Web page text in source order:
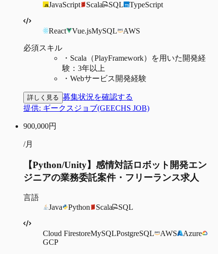
JavaScript
Scala SQL TypeScript
React Vue.jsMySQL AWS
必須スキル
・ Scala（PlayFramework）を用いた開発経
験：3年以上
・ Webサービス開発経験
詳しく見る 募集状況を確認する
提供: ギークスジョブ(GEECHS JOB)
900,000円
/月
【Python/Unity】感情対話ロボット開発エン
ジニアの業務委託案件・フリーランス求人
言語
Java
Python Scala SQL
Cloud FirestoreMySQLPostgreSQL AWS
Azure
GCP